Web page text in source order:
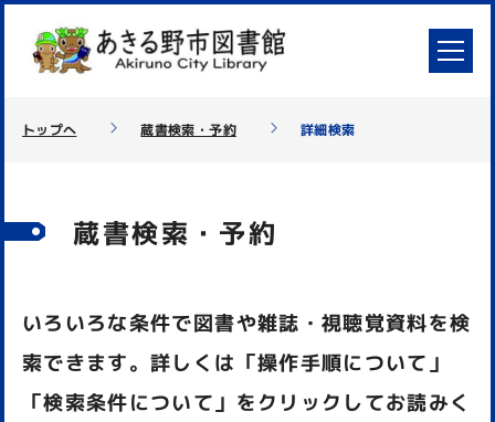
トップへ 蔵書検索・予約 詳細検索
蔵書検索・予約
いろいろな条件で図書や雑誌・視聴覚資料を検
索できます。詳しくは「操作手順について」
「検索条件について」をクリックしてお読みく